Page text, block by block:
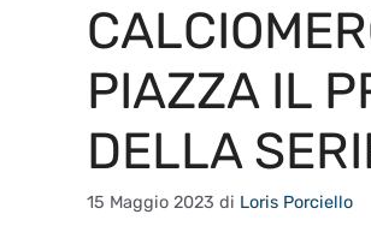
PIAZZA IL
DELLA
15 Maggio 2023 di Loris Porciello